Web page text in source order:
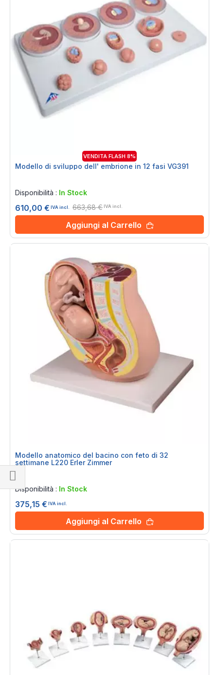
VENDITA FLASH 8%
Modello di sviluppo dell' embrione in 12 fasi VG391
Disponibilità : In Stock
610,00 € IVA incl. 663,68 € IVA incl.
Aggiungi al Carrello
Modello anatomico del bacino con feto di 32
settimane L220 Erler Zimmer
Disponibilità : In Stock
375,15 € IVA incl.
Aggiungi al Carrello
Naviga
per